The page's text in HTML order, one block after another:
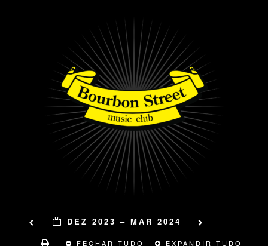
DEZ 2023 – MAR 2024
FECHAR TUDO EXPANDIR TUDO